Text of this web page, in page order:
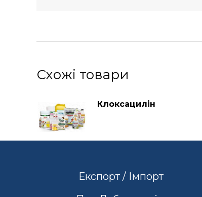
Схожі товари
Клоксацилін
Експорт / Імпорт